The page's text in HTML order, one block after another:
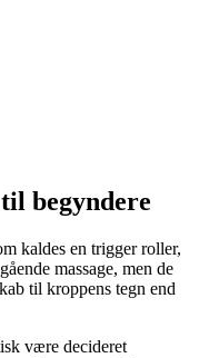
begyndere
kaldes en trigger roller,
massage, men de
til kroppens tegn end
være decideret